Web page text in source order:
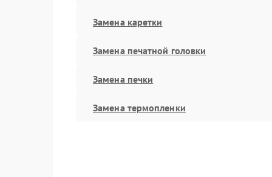
Замена каретки
Замена печатной головки
Замена печки
Замена термопленки